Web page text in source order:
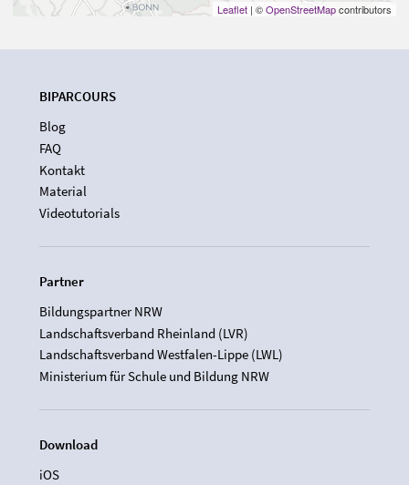
Leaflet | ©OpenStreetMapcontributors
BIPARCOURS
Blog
FAQ
Kontakt
Material
Videotutorials
Partner
Bildungspartner NRW
Landschaftsverband Rheinland (LVR)
Landschaftsverband Westfalen-Lippe (LWL)
Ministerium für Schule und Bildung NRW
Download
iOS